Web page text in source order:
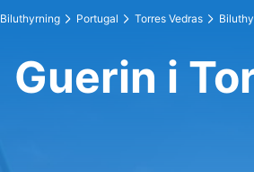
Biluthyrning Portugal Torres Vedras
Guerin i